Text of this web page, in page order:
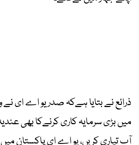
ذرائع نے بتایا ہےکہ صدر یو اے ای نے
میں بڑی سرمایہ کاری کرنےکا بھی عندیہ
آپ تیاری کریں، یو اے ای پاکستان